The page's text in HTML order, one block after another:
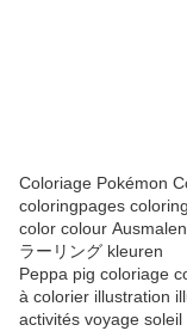
Coloriage Pokémon
coloringpages
color colour
ラーリング kleuren
Peppa pig coloriage
à colorier illustration
activités voyage